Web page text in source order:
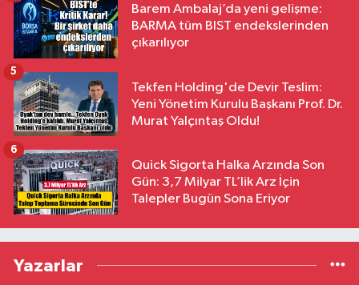
Barem Ambalaj’da yeni gelişme:
BARMA tüm BIST endekslerinden
çıkarılıyor
Tekfen Holding'de Devir Teslim:
Yeni Yönetim Kurulu Başkanı Prof. Dr.
Murat Yalçıntaş Oldu!
5
Quick Sigorta Halka Arzında Son
Gün: 3,7 Milyar TL’lik Arz İçin
Talepler Bugün Sona Eriyor
6
Yazarlar